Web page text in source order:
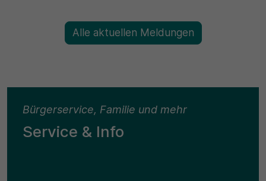
Alle aktuellen Meldungen
Bürgerservice, Familie und mehr
Service & Info